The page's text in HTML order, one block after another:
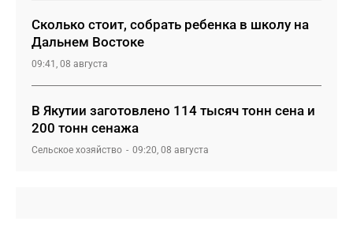
Сколько стоит, собрать ребенка в школу на
Дальнем Востоке
09:41, 08 августа
В Якутии заготовлено 114 тысяч тонн сена и
200 тонн сенажа
Сельское хозяйство 09:20, 08 августа